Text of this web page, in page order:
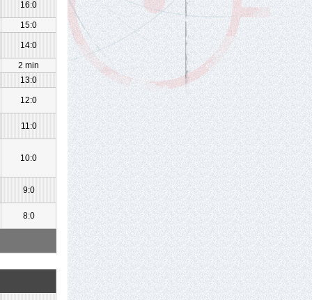
16:0
15:0
14:0
2 min
13:0
12:0
11:0
10:0
9:0
8:0